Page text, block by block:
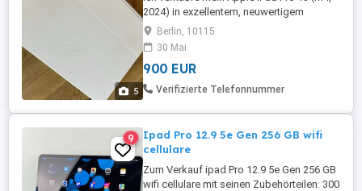
5
2024) in exzellentem, neuwertigem
Zustand mit Zubehör, da ich auf einen
Laptop umsteige und das iPad nur sehr
wenig benutzt habe. iPad-Details Apple
iPad Pro 13 (M4, 2024) Wi-Fi + 5G Cellular
512 GB Speicher Farbe: Silber
Berlin, 10115
30 Mai
900 EUR
Verifizierte Telefonnummer
9
Ipad Pro 12.9 5e Gen 256 GB wifi
cellulare
Zum Verkauf ipad Pro 12.9 5e Gen 256 GB
wifi cellulare mit seinen Zubehörteilen. 300